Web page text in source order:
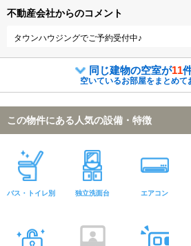
不動産会社からのコメント
タウンハウジングでご予約受付中♪
同じ建物の空室が11
空いているお部屋をまとめて
この物件にある人気の設備・特徴
バス・トイレ別 独立洗面台 エアコン